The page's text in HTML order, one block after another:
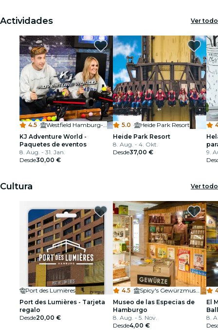
Actividades Ver todo
4.5 ·
Westfield Hamburg-Überseequartier
KJ Adventure World -
Paquetes de eventos
8. Aug. - 31. Jan.
Desde30,00 €
5.0 ·
Heide Park Resort
Heide Park Resort
8. Aug. - 4. Okt.
Desde37,00 €
9.
Cultura Ver todo
Port des Lumières
Port des Lumières - Tarjeta
regalo
Desde20,00 €
4.5 ·
Spicy's Gewürzmuseum
Museo de las Especias de
Hamburgo
8. Aug. - 5. Nov.
Desde4,00 €
El
8.